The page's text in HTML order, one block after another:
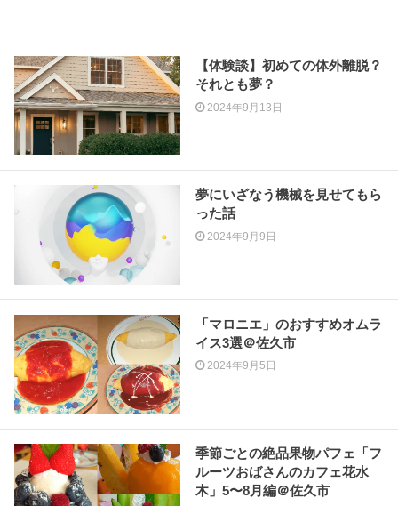
【体験談】初めての体外離脱？
それとも夢？
2024年9月13日
夢にいざなう機械を見せてもら
った話
2024年9月9日
「マロニエ」のおすすめオムラ
イス3選＠佐久市
2024年9月5日
季節ごとの絶品果物パフェ「フ
ルーツおばさんのカフェ花水
木」5〜8月編＠佐久市